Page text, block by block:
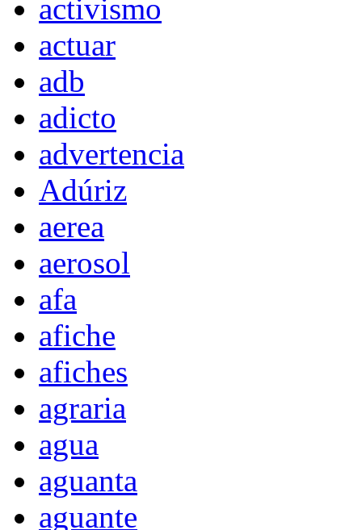
activismo
actuar
adb
adicto
advertencia
Adúriz
aerea
aerosol
afa
afiche
afiches
agraria
agua
aguanta
aguante